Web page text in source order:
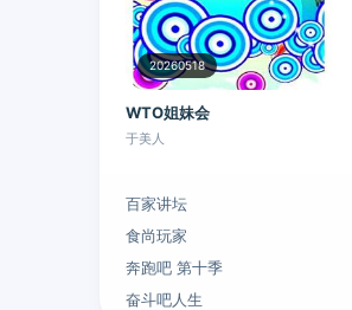
20260518
WTO姐妹会
于美人
百家讲坛
食尚玩家
奔跑吧 第十季
奋斗吧人生